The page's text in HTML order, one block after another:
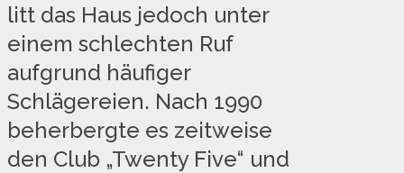
litt das Haus jedoch unter
einem schlechten Ruf
aufgrund häufiger
Schlägereien. Nach 1990
beherbergte es zeitweise
den Club „Twenty Five“ und